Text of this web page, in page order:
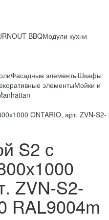
BBQМодули кухни
Фасадные элементыШкафы
элементыМойки и
ONTARIO, арт. ZVN-S2-
S2 с
ZVN-S2-
RAL9004m